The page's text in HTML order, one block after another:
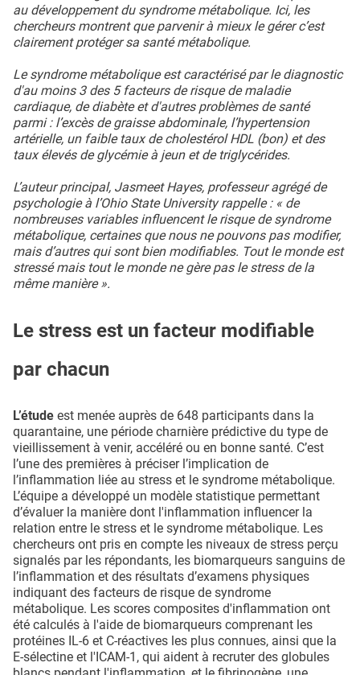
au développement du syndrome métabolique. Ici, les
chercheurs montrent que parvenir à mieux le gérer c’est
clairement protéger sa santé métabolique.
Le syndrome métabolique est caractérisé par le diagnostic
d'au moins 3 des 5 facteurs de risque de maladie
cardiaque, de diabète et d'autres problèmes de santé
parmi : l’excès de graisse abdominale, l’hypertension
artérielle, un faible taux de cholestérol HDL (bon) et des
taux élevés de glycémie à jeun et de triglycérides.
L’auteur principal, Jasmeet Hayes, professeur agrégé de
psychologie à l’Ohio State University rappelle : « de
nombreuses variables influencent le risque de syndrome
métabolique, certaines que nous ne pouvons pas modifier,
mais d’autres qui sont bien modifiables. Tout le monde est
stressé mais tout le monde ne gère pas le stress de la
même manière ».
Le stress est un facteur modifiable
par chacun
L’étude est menée auprès de 648 participants dans la
quarantaine, une période charnière prédictive du type de
vieillissement à venir, accéléré ou en bonne santé. C’est
l’une des premières à préciser l’implication de
l’inflammation liée au stress et le syndrome métabolique.
L’équipe a développé un modèle statistique permettant
d’évaluer la manière dont l'inflammation influencer la
relation entre le stress et le syndrome métabolique. Les
chercheurs ont pris en compte les niveaux de stress perçu
signalés par les répondants, les biomarqueurs sanguins de
l’inflammation et des résultats d’examens physiques
indiquant des facteurs de risque de syndrome
métabolique. Les scores composites d'inflammation ont
été calculés à l'aide de biomarqueurs comprenant les
protéines IL-6 et C-réactives les plus connues, ainsi que la
E-sélectine et l'ICAM-1, qui aident à recruter des globules